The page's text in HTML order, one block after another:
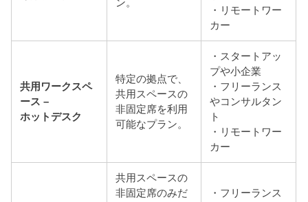
ン。
・リモートワー
カー
共用ワークスペ
ース –
ホットデスク
特定の拠点で、
共用スペースの
非固定席を利用
可能なプラン。
・スタートアッ
プや小企業
・フリーランス
やコンサルタン
ト
・リモートワー
カー
共用スペースの
非固定席のみだ
・フリーランス